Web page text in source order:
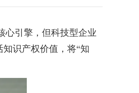
引擎，但科技型企业
识产权价值，将“知